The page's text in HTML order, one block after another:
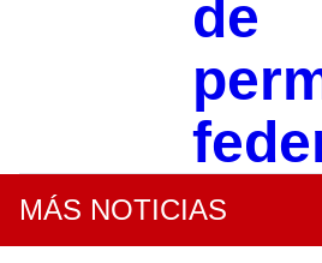
de
MÁS NOTICIAS